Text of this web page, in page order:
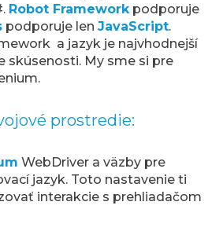
Robot Frameworkpodporuje
podporuje lenJavaScript.
a jazyk je najvhodnejší
skúsenosti. My sme si pre
prostredie:
WebDriver a väzby pre
jazyk. Toto nastavenie ti
interakcie s prehliadačom